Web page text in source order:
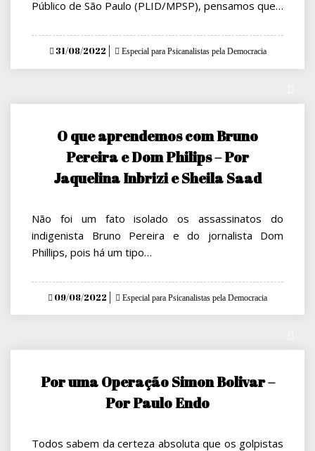
Público de São Paulo (PLID/MPSP), pensamos que…
Posted
31/08/2022 Especial para Psicanalistas pela Democracia
O que aprendemos com Bruno
Pereira e Dom Philips – Por
Jaquelina Inbrizi e Sheila Saad
Não foi um fato isolado os assassinatos do
indigenista Bruno Pereira e do jornalista Dom
Phillips, pois há um tipo…
Posted
09/08/2022 Especial para Psicanalistas pela Democracia
Por uma Operação Simon Bolivar –
Por Paulo Endo
Todos sabem da certeza absoluta que os golpistas